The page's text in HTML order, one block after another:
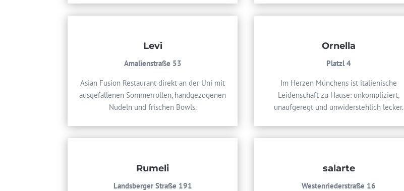
Levi
Amalienstraße 53
Asian Fusion Restaurant direkt an der Uni mit
ausgefallenen Sommerrollen, handgezogenen
Nudeln und frischen Bowls.
Ornella
Platzl 4
Im Herzen Münchens ist italienische
Leidenschaft zu Hause: unkompliziert,
unaufgeregt und unwiderstehlich lecker.
Rumeli
Landsberger Straße 191
salarte
Westenriederstraße 16